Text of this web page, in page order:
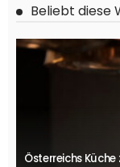
Beliebt diese
Österreichs